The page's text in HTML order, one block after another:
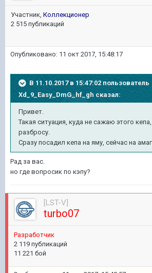
Участник, Коллекционер
2 515 публикаций
Опубликовано: 11 окт 2017, 15:48:17
В 11.10.2017 в 15:47:02 пользователь
Xd_9_Easy_DmG_hf_gh сказал:
Привет.
Такая ситуация, куда не сажаю этого
разбросу.
Сразу посадил кепа на яму, сейчас на
Рад за вас.
но где вопросик по кэпу?
[LST-V]
turbo07
Разработчик
2 119 публикаций
11 221 бой